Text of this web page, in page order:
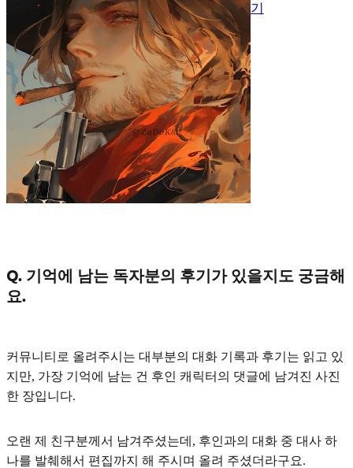
기
Q. 기억에 남는 독자분의 후기가 있을지도 궁금해
요.
커뮤니티로 올려주시는 대부분의 대화 기록과 후기는 읽고 있
지만, 가장 기억에 남는 건 후인 캐릭터의 댓글에 남겨진 사진
한 장입니다.
오랜 제 친구분께서 남겨주셨는데, 후인과의 대화 중 대사 하
나를 발췌해서 편집까지 해 주시며 올려 주셨더라구요.